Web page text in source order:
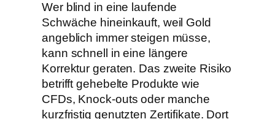
Wer blind in eine laufende
Schwäche hineinkauft, weil Gold
angeblich immer steigen müsse,
kann schnell in eine längere
Korrektur geraten. Das zweite Risiko
betrifft gehebelte Produkte wie
CFDs, Knock-outs oder manche
kurzfristig genutzten Zertifikate. Dort